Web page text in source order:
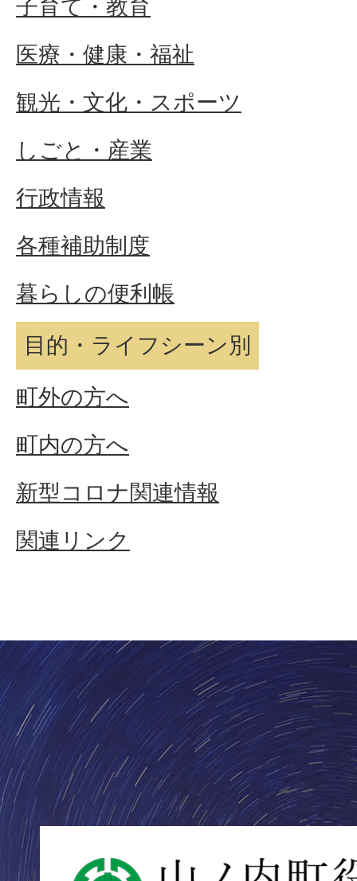
子育て・教育
医療・健康・福祉
観光・文化・スポーツ
しごと・産業
行政情報
各種補助制度
暮らしの便利帳
目的・ライフシーン別
町外の方へ
町内の方へ
新型コロナ関連情報
関連リンク